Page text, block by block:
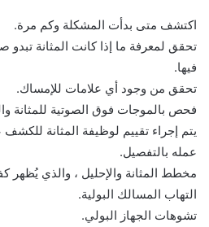
اكتشف متى بدأت المشكلة وكم مرة.
تحقق لمعرفة ما إذا كانت المثانة تبدو
فيها.
تحقق من وجود أي علامات للإمساك.
فحص بالموجات فوق الصوتية للمثانة
يتم إجراء تقييم لوظيفة المثانة للكشف
عمله بالتفصيل.
مخطط المثانة والإحليل ، والذي يُظهر
التهاب المسالك البولية.
تشوهات الجهاز البولي.